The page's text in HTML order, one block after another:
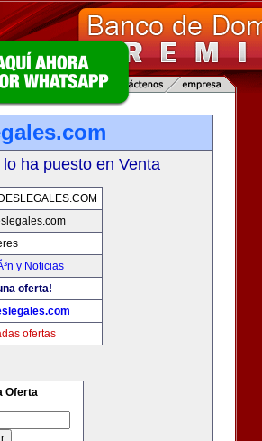
ha puesto en Venta
y Noticias
oferta!
ofertas
Oferta